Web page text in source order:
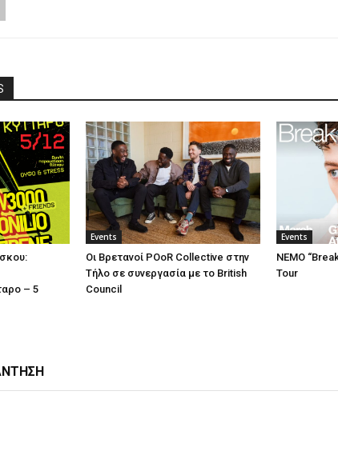
– 5
Events
Οι Βρετανοί POoR Collective στην
Τήλο σε συνεργασία με το British
Council
Events
NEMO
Tour